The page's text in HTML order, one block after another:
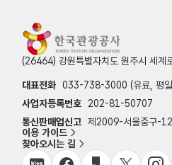
(26464) 강원특별자치도 원주시 세계
대표전화 033-738-3000 (유료, 평
사업자등록번호
202-81-50707
통신판매업신고 제2009-서울중구-
이용 가이드
찾아오시는 길